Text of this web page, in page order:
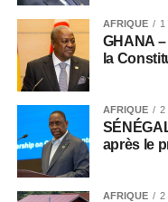
AFRIQUE 1
GHANA
la
AFRIQUE 2
après le
AFRIQUE 2